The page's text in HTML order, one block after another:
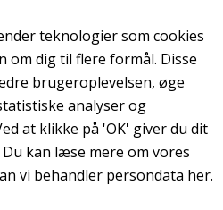
teknologier som cookies
om dig til flere formål. Disse
brugeroplevelsen, øge
analyser og
at klikke på 'OK' giver du dit
kan læse mere om vores
vi behandler persondata her.